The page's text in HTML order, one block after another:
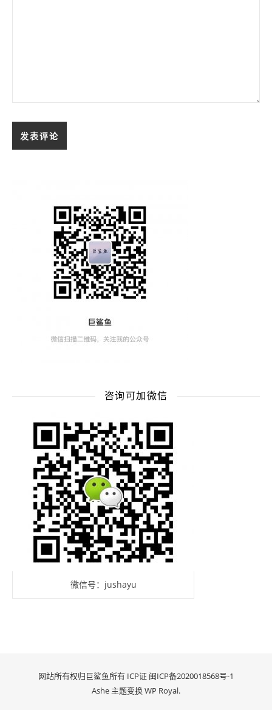
咨询可加微信
微信号：jushayu
网站所有权归巨鲨鱼所有 ICP证 闽ICP备2020018568号-1
Ashe 主题变换WP Royal.